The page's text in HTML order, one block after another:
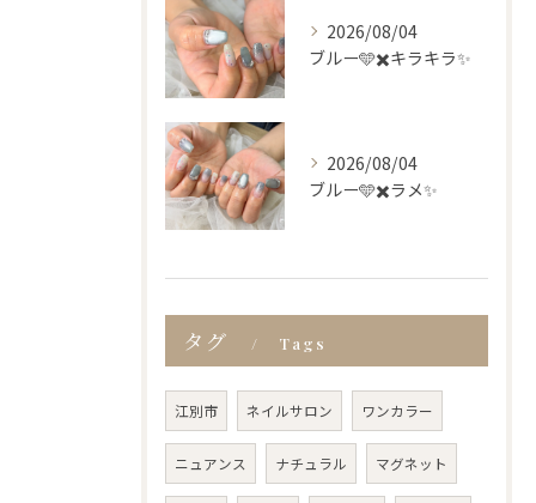
2026/08/04
ブルー🩵✖️キラキラ✨
2026/08/04
ブルー🩵✖️ラメ✨
タグ Tags
江別市 ネイルサロン ワンカラー
ニュアンス ナチュラル マグネット